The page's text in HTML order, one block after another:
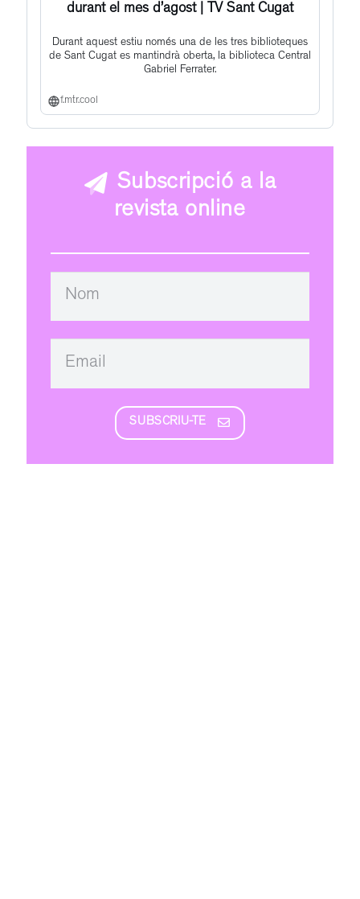
durant el mes d’agost | TV Sant Cugat
Durant aquest estiu només una de les tres biblioteques
de Sant Cugat es mantindrà oberta, la biblioteca Central
Gabriel Ferrater.
f.mtr.cool
Subscripció a la
revista online
SUBSCRIU-TE